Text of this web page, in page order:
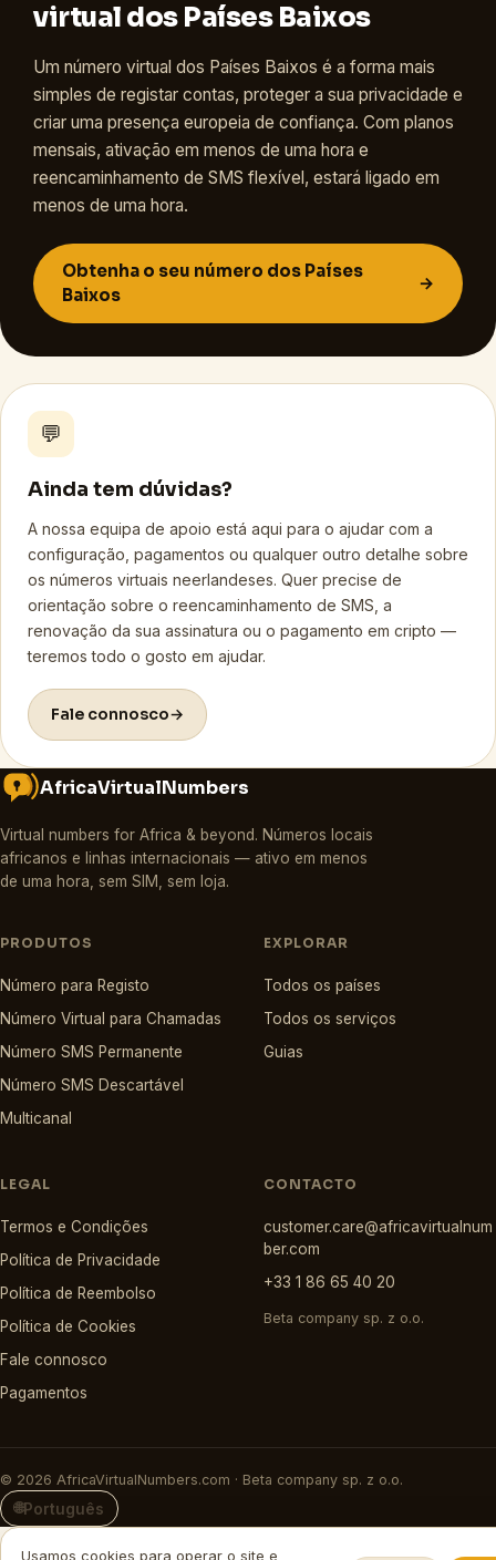
virtual dos Países Baixos
Um número virtual dos Países Baixos é a forma mais
simples de registar contas, proteger a sua privacidade e
criar uma presença europeia de confiança. Com planos
mensais, ativação em menos de uma hora e
reencaminhamento de SMS flexível, estará ligado em
menos de uma hora.
Obtenha o seu número dos Países
Baixos
→
💬
Ainda tem dúvidas?
A nossa equipa de apoio está aqui para o ajudar com a
configuração, pagamentos ou qualquer outro detalhe sobre
os números virtuais neerlandeses. Quer precise de
orientação sobre o reencaminhamento de SMS, a
renovação da sua assinatura ou o pagamento em cripto —
teremos todo o gosto em ajudar.
Fale connosco→
AfricaVirtualNumbers
Virtual numbers for Africa & beyond. Números locais
africanos e linhas internacionais — ativo em menos
de uma hora, sem SIM, sem loja.
PRODUTOS
Número para Registo
Número Virtual para Chamadas
Número SMS Permanente
Número SMS Descartável
Multicanal
EXPLORAR
Todos os países
Todos os serviços
Guias
LEGAL
Termos e Condições
Política de Privacidade
Política de Reembolso
Política de Cookies
Fale connosco
Pagamentos
CONTACTO
customer.care@africavirtualnum
ber.com
+33 1 86 65 40 20
Beta company sp. z o.o.
© 2026 AfricaVirtualNumbers.com · Beta company sp. z o.o.
🌐Português
Usamos cookies para operar o site e